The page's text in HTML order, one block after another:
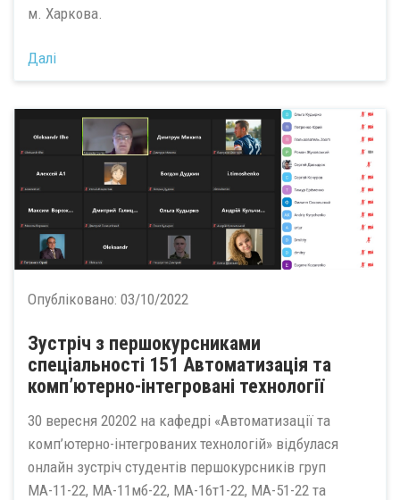
м. Харкова.
Далі
Опубліковано: 03/10/2022
Зустріч з першокурсниками
спеціальності 151 Автоматизація та
комп’ютерно-інтегровані технології
30 вересня 20202 на кафедрі «Автоматизації та
комп’ютерно-інтегрованих технологій» відбулася
онлайн зустріч студентів першокурсників груп
МА-11-22, МА-11мб-22, МА-16т1-22, МА-51-22 та